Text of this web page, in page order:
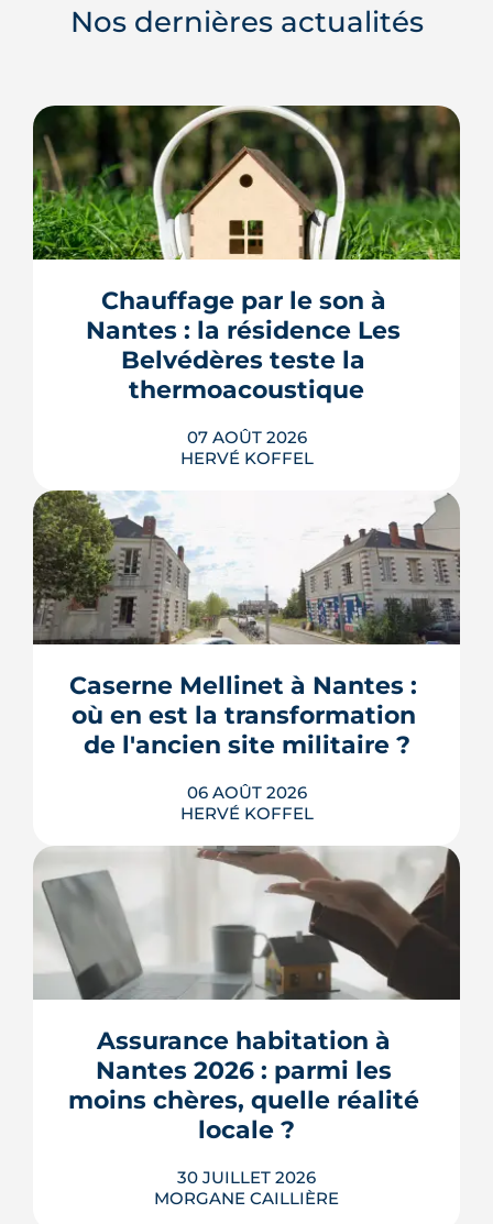
Nos dernières actualités
Chauffage par le son à
Nantes : la résidence Les
Belvédères teste la
thermoacoustique
07 AOÛT 2026
HERVÉ KOFFEL
Une start-up nantaise fait produire de
l'eau chaude « par le son » à un
immeuble social de Bellevue-
une pompe à chaleur à hélium
branchée sur le réseau de chaleur
urbain, testée un an grandeur nature.
LIRE L'ARTICLE
Caserne Mellinet à Nantes :
où en est la transformation
de l'ancien site militaire ?
06 AOÛT 2026
HERVÉ KOFFEL
L'ancienne caserne Mellinet devient un
quartier habité de treize hectares et
demi. Livraisons de logements, friche
où en est le chantier, hameau par
hameau.
LIRE L'ARTICLE
Assurance habitation à
Nantes 2026 : parmi les
moins chères, quelle réalité
locale ?
30 JUILLET 2026
MORGANE CAILLIÈRE